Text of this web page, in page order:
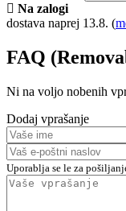
Na zalogi
dostava naprej 13.8. (
FAQ
Ni na voljo nobenih
Dodaj vprašanje
Uporablja se le za